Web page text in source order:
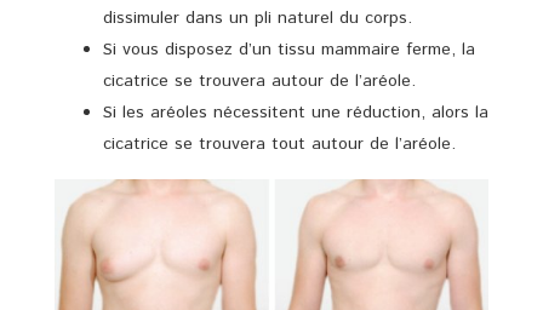
dissimuler dans un pli naturel du corps.
Si vous disposez d’un tissu mammaire ferme, la
cicatrice se trouvera autour de l’aréole.
Si les aréoles nécessitent une réduction, alors la
cicatrice se trouvera tout autour de l’aréole.